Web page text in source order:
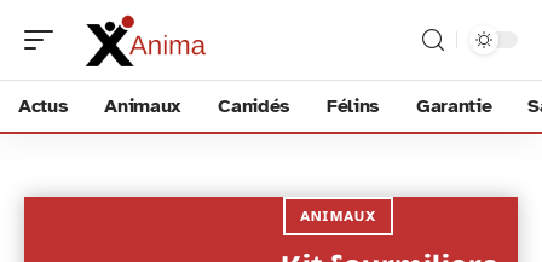
Actus Animaux Canidés Félins Garantie
ANIMAUX